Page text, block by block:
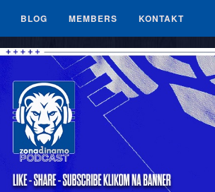
BLOG MEMBERS KONTAKT